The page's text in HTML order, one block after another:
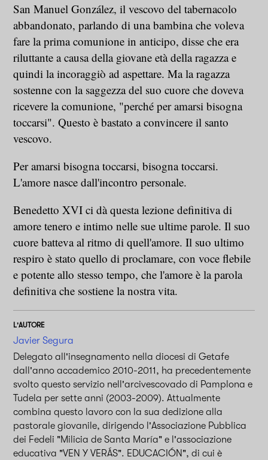
San Manuel González, il vescovo del tabernacolo
abbandonato, parlando di una bambina che voleva
fare la prima comunione in anticipo, disse che era
riluttante a causa della giovane età della ragazza e
quindi la incoraggiò ad aspettare. Ma la ragazza
sostenne con la saggezza del suo cuore che doveva
ricevere la comunione, "perché per amarsi bisogna
toccarsi". Questo è bastato a convincere il santo
vescovo.
Per amarsi bisogna toccarsi, bisogna toccarsi.
L'amore nasce dall'incontro personale.
Benedetto XVI ci dà questa lezione definitiva di
amore tenero e intimo nelle sue ultime parole. Il suo
cuore batteva al ritmo di quell'amore. Il suo ultimo
respiro è stato quello di proclamare, con voce flebile
e potente allo stesso tempo, che l'amore è la parola
definitiva che sostiene la nostra vita.
L'AUTORE
Javier Segura
Delegato all'insegnamento nella diocesi di Getafe
dall'anno accademico 2010-2011, ha precedentemente
svolto questo servizio nell'arcivescovado di Pamplona e
Tudela per sette anni (2003-2009). Attualmente
combina questo lavoro con la sua dedizione alla
pastorale giovanile, dirigendo l'Associazione Pubblica
dei Fedeli "Milicia de Santa María" e l'associazione
educativa "VEN Y VERÁS". EDUCACIÓN", di cui è